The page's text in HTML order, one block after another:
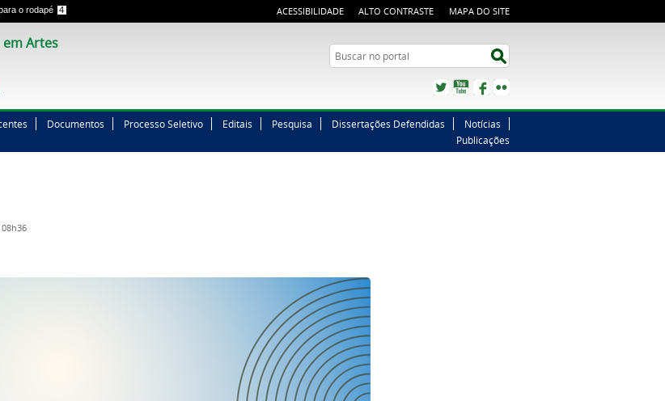
o rodapé 4 ACESSIBILIDADE ALTO CONTRASTE MAPA DO SITE
Artes Buscar no portal
TwitterYouTubeFacebook
Documentos Processo Seletivo Editais Pesquisa Dissertações Defendidas
Notícias
Publicações